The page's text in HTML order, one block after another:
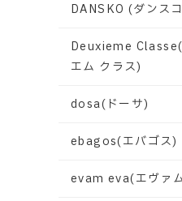
DANSKO (ダンス
Deuxieme Classe(
エム クラス)
dosa(ドーサ)
ebagos(エバゴス)
evam eva(エヴァ